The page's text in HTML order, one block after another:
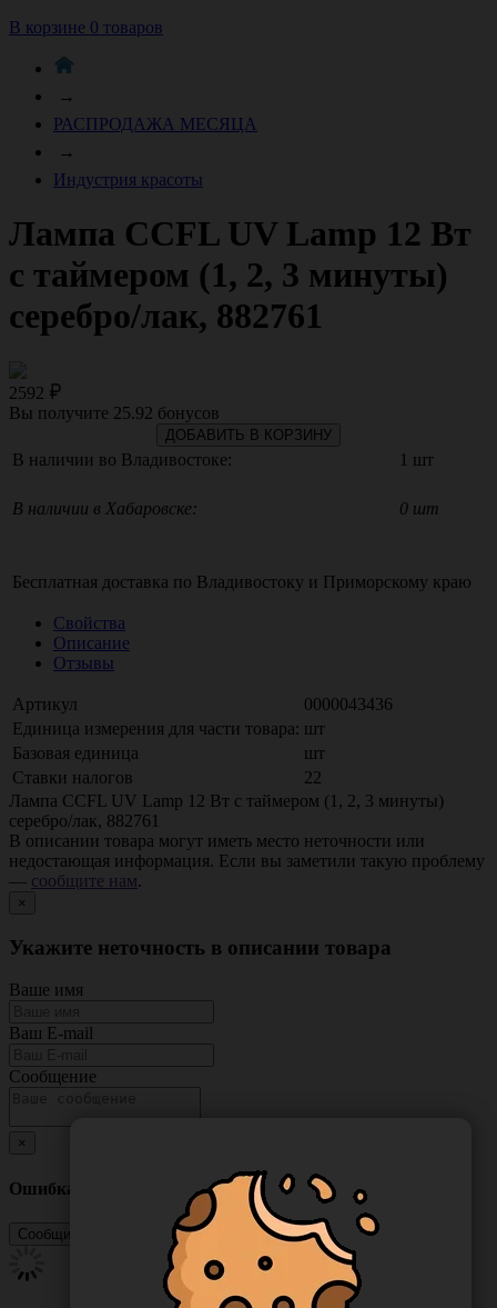
В корзине 0 товаров
→
РАСПРОДАЖА МЕСЯЦА
→
Индустрия красоты
Лампа CCFL UV Lamp 12 Вт
с таймером (1, 2, 3 минуты)
серебро/лак, 882761
2592
Вы получите 25.92 бонусов
ДОБАВИТЬ В КОРЗИНУ
В наличии во Владивостоке: 1 шт
В наличии в Хабаровске: 0 шт
Бесплатная доставка по Владивостоку и Приморскому краю
Свойства
Описание
Отзывы
Артикул
0000043436
Единица измерения для части товара: шт
Базовая единица
шт
Ставки налогов
22
Лампа CCFL UV Lamp 12 Вт с таймером (1, 2, 3 минуты)
серебро/лак, 882761
В описании товара могут иметь место неточности или
недостающая информация. Если вы заметили такую проблему
— сообщите нам.
×
Укажите неточность в описании товара
Ваше имя
Ваш E-mail
Сообщение
×
Ошибка